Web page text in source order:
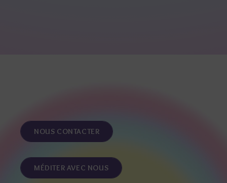
NOUS CONTACTER
MÉDITER AVEC NOUS